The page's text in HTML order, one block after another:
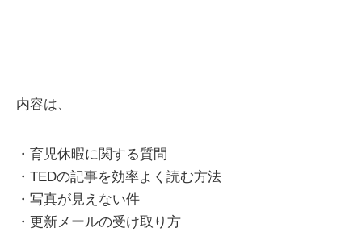
内容は、
・育児休暇に関する質問
・TEDの記事を効率よく読む方法
・写真が見えない件
・更新メールの受け取り方